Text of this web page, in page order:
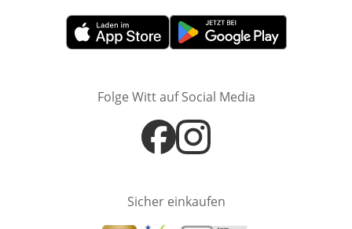
Öffnet in neuem FensterÖffnet in neuem Fenster
Folge Witt auf Social Media
Öffnet in neuem Fenster
Öffnet in neuem Fenster
Sicher einkaufen